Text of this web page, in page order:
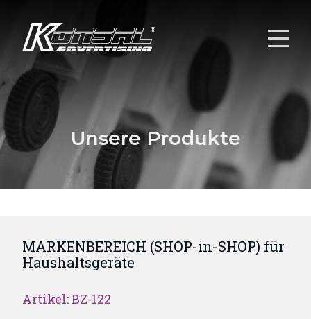
Unsere Produkte
MARKENBEREICH (SHOP-in-SHOP) für
Haushaltsgeräte
Artikel: BZ-122